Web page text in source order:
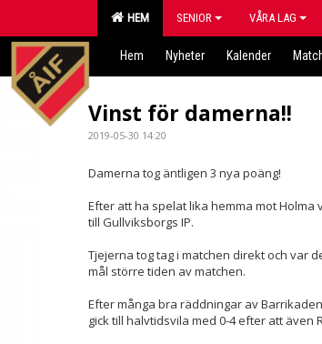
HEM SENIOR VÅRA LAG
Hem Nyheter Kalender
Vinst för damerna!!
2019-05-30 14:20
Damerna tog äntligen 3 nya poäng!
Efter att ha spelat lika hemma mot
till Gullviksborgs IP.
Tjejerna tog tag i matchen direkt och var
mål större tiden av matchen.
Efter många bra räddningar av
gick till halvtidsvila med 0-4 efter att även